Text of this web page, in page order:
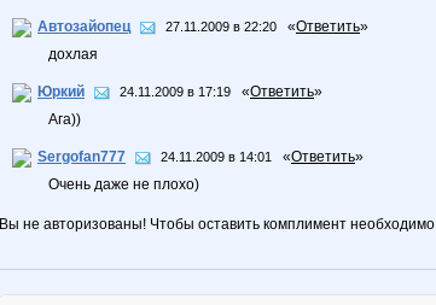
Автозайопец 27.11.2009 в 22:20 «Ответить»
дохлая
Юркий 24.11.2009 в 17:19 «Ответить»
Ага))
Sergofan777 24.11.2009 в 14:01 «Ответить»
Очень даже не плохо)
Вы не авторизованы! Чтобы оставить комплимент необходимо